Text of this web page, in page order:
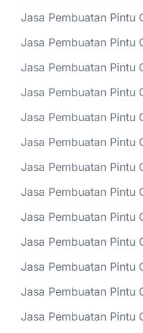
Jasa Pembuatan Pintu
Jasa Pembuatan Pintu
Jasa Pembuatan Pintu
Jasa Pembuatan Pintu
Jasa Pembuatan Pintu
Jasa Pembuatan Pintu
Jasa Pembuatan Pintu
Jasa Pembuatan Pintu
Jasa Pembuatan Pintu
Jasa Pembuatan Pintu
Jasa Pembuatan Pintu
Jasa Pembuatan Pintu
Jasa Pembuatan Pintu